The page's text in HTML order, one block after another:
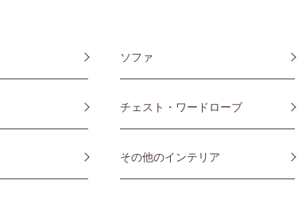
ソファ
チェスト・ワードローブ
その他のインテリア